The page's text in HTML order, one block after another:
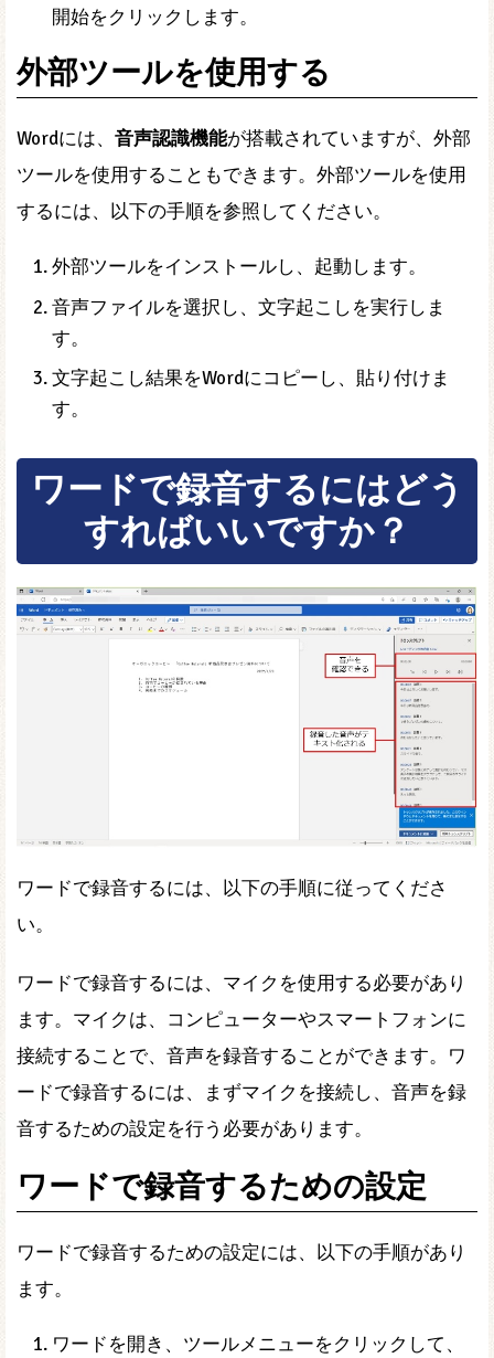
開始をクリックします。
外部ツールを使用する
Wordには、 音声認識機能が搭載されていますが、外部
ツールを使用することもできます。外部ツールを使用
するには、以下の手順を参照してください。
外部ツールをインストールし、起動します。
音声ファイルを選択し、文字起こしを実行しま
す。
文字起こし結果をWordにコピーし、貼り付けま
す。
ワードで録音するにはどう
すればいいですか？
ワードで録音するには、以下の手順に従ってくださ
い。
ワードで録音するには、マイクを使用する必要があり
ます。マイクは、コンピューターやスマートフォンに
接続することで、音声を録音することができます。ワ
ードで録音するには、まずマイクを接続し、音声を録
音するための設定を行う必要があります。
ワードで録音するための設定
ワードで録音するための設定には、以下の手順があり
ます。
ワードを開き、ツールメニューをクリックして、